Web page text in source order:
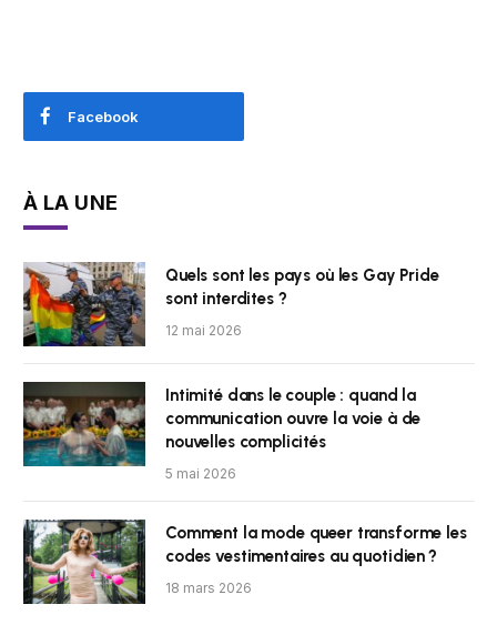
Facebook
À LA UNE
Quels sont les pays où les Gay Pride
sont interdites ?
12 mai 2026
Intimité dans le couple : quand la
communication ouvre la voie à de
nouvelles complicités
5 mai 2026
Comment la mode queer transforme les
codes vestimentaires au quotidien ?
18 mars 2026